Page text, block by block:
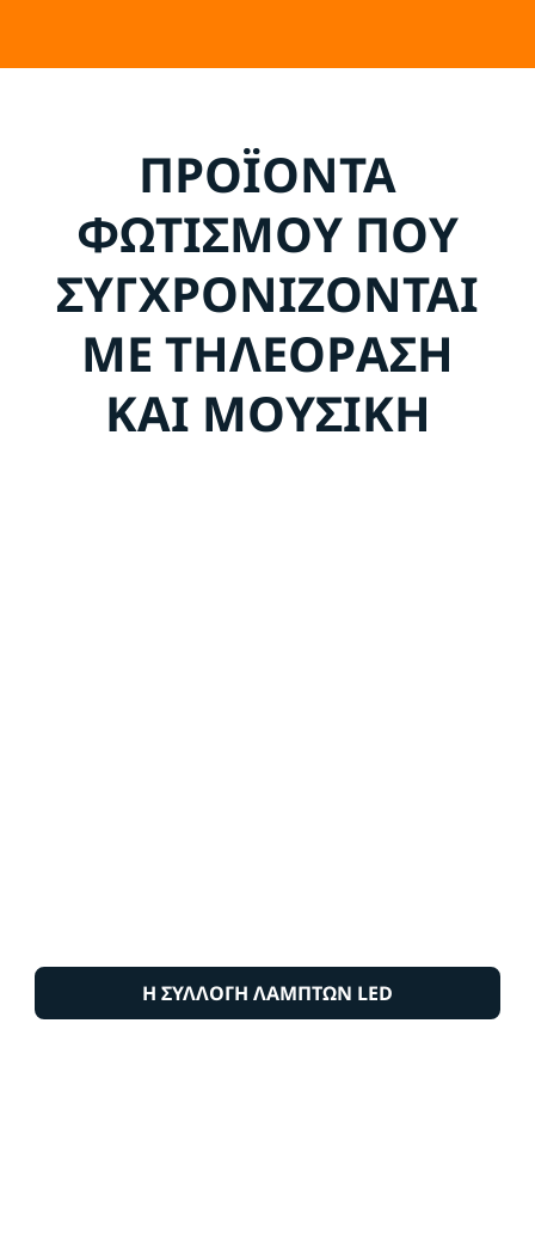
ΠΡΟΪΟΝΤΑ
ΦΩΤΙΣΜΟΥ ΠΟΥ
ΣΥΓΧΡΟΝΙΖΟΝΤΑΙ
ΜΕ ΤΗΛΕΟΡΑΣΗ
ΚΑΙ ΜΟΥΣΙΚΗ
Η ΣΥΛΛΟΓΗ ΛΑΜΠΤΩΝ LED